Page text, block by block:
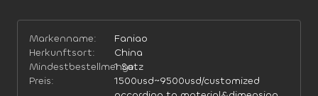
Markenname:
Faniao
Herkunftsort:
China
Mindestbestellmenge:
1 Satz
Preis:
1500usd~9500usd/customized